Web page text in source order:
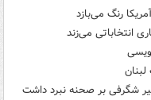
رنگ می‌بازد
انتخاباتی می‌زند
ویسی
شگرفی بر صحنه نبرد داشت